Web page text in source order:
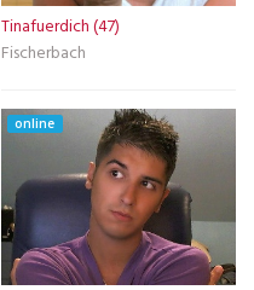
Tinafuerdich (47)
Fischerbach
online